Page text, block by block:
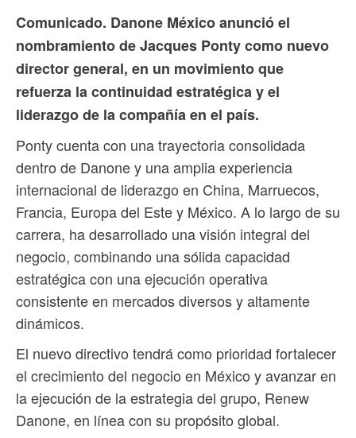
Comunicado. Danone México anunció el
nombramiento de Jacques Ponty como nuevo
director general, en un movimiento que
refuerza la continuidad estratégica y el
liderazgo de la compañía en el país.
Ponty cuenta con una trayectoria consolidada
dentro de Danone y una amplia experiencia
internacional de liderazgo en China, Marruecos,
Francia, Europa del Este y México. A lo largo de su
carrera, ha desarrollado una visión integral del
negocio, combinando una sólida capacidad
estratégica con una ejecución operativa
consistente en mercados diversos y altamente
dinámicos.
El nuevo directivo tendrá como prioridad fortalecer
el crecimiento del negocio en México y avanzar en
la ejecución de la estrategia del grupo, Renew
Danone, en línea con su propósito global.